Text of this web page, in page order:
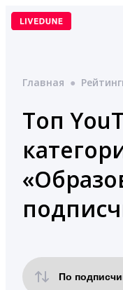
Перейти
Главная ●
Топ